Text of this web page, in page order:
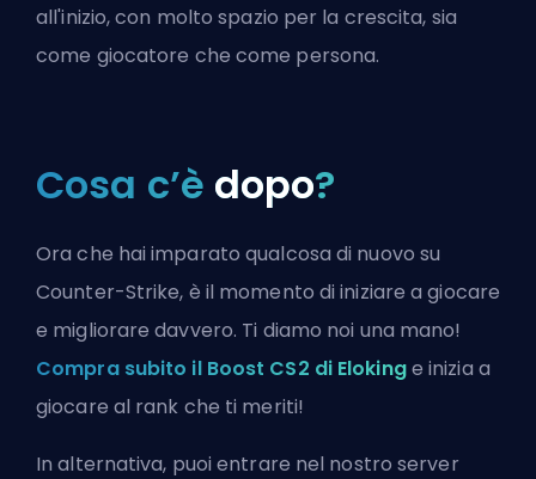
all'inizio, con molto spazio per la crescita, sia
come giocatore che come persona.
Cosa c’è dopo?
Ora che hai imparato qualcosa di nuovo su
Counter-Strike, è il momento di iniziare a giocare
e migliorare davvero. Ti diamo noi una mano!
Compra subito il Boost CS2 di Elokinge inizia a
giocare al rank che ti meriti!
In alternativa, puoientrare nel nostro server